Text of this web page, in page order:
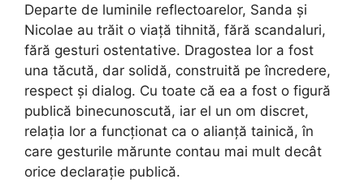
Departe de luminile reflectoarelor, Sanda și
Nicolae au trăit o viață tihnită, fără scandaluri,
fără gesturi ostentative. Dragostea lor a fost
una tăcută, dar solidă, construită pe încredere,
respect și dialog. Cu toate că ea a fost o figură
publică binecunoscută, iar el un om discret,
relația lor a funcționat ca o alianță tainică, în
care gesturile mărunte contau mai mult decât
orice declarație publică.